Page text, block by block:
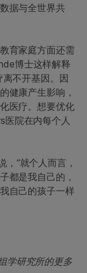
据与全世界共
育家庭方面还需
博士这样解释
不开基因。因
健康产生影响，
医疗。想要优化
医院在内每个人
，“就个人而言，
都是我自己的，
自己的孩子一样
学研究所的更多